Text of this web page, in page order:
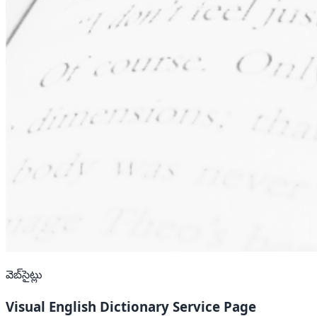
వెబ్‌సైట్లు
Visual English Dictionary Service Page